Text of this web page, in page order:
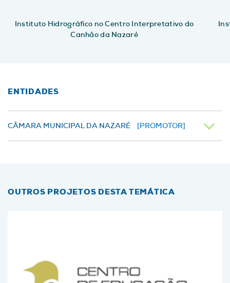
Instituto Hidrográfico no Centro Interpretativo do
Canhão da Nazaré
ENTIDADES
CÂMARA MUNICIPAL DA NAZARÉ [PROMOTOR]
OUTROS PROJETOS DESTA TEMÁTICA